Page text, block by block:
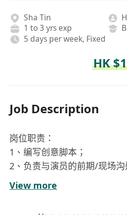
Sha Tin
1 to 3 yrs exp
5 days per week, Fixed
HK
Job Description
岗位职责：
1、编写创意脚本；
2、负责与演员的前期/现场沟
3、通过竞品或热点，社媒等
4、线上与美国本土居民/网红
View more